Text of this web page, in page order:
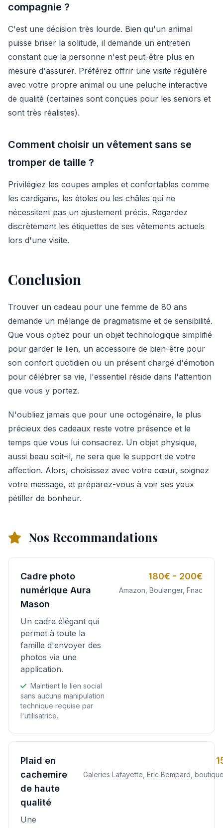
compagnie ?
C'est une décision très lourde. Bien qu'un animal
puisse briser la solitude, il demande un entretien
constant que la personne n'est peut-être plus en
mesure d'assurer. Préférez offrir une visite régulière
avec votre propre animal ou une peluche interactive
de qualité (certaines sont conçues pour les seniors et
sont très réalistes).
Comment choisir un vêtement sans se
tromper de taille ?
Privilégiez les coupes amples et confortables comme
les cardigans, les étoles ou les châles qui ne
nécessitent pas un ajustement précis. Regardez
discrètement les étiquettes de ses vêtements actuels
lors d'une visite.
Conclusion
Trouver un cadeau pour une femme de 80 ans
demande un mélange de pragmatisme et de sensibilité.
Que vous optiez pour un objet technologique simplifié
pour garder le lien, un accessoire de bien-être pour
son confort quotidien ou un présent chargé d'émotion
pour célébrer sa vie, l'essentiel réside dans l'attention
que vous y portez.
N'oubliez jamais que pour une octogénaire, le plus
précieux des cadeaux reste votre présence et le
temps que vous lui consacrez. Un objet physique,
aussi beau soit-il, ne sera que le support de votre
affection. Alors, choisissez avec votre cœur, soignez
votre message, et préparez-vous à voir ses yeux
pétiller de bonheur.
Nos Recommandations
Cadre photo
numérique Aura
Mason
Un cadre élégant qui
permet à toute la
famille d'envoyer des
photos via une
application.
Maintient le lien social
sans aucune manipulation
technique requise par
l'utilisatrice.
180€ - 200€
Amazon, Boulanger, Fnac
Plaid en
cachemire
de haute
qualité
Une
Galeries Lafayette, Eric Bompard,